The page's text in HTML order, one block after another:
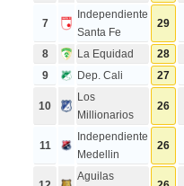
7
Independiente
Santa Fe
29
8 La Equidad 28
9
Dep. Cali 27
10
Los
Millionarios
26
11
Independiente
Medellin
26
Aguilas